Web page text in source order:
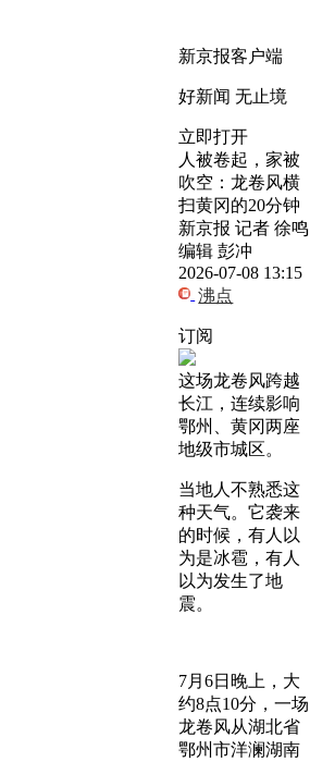
新京报客户端
好新闻 无止境
立即打开
人被卷起，家被
吹空：龙卷风横
扫黄冈的20分钟
新京报 记者 徐鸣
编辑 彭冲
2026-07-08 13:15
沸点
订阅
这场龙卷风跨越
长江，连续影响
鄂州、黄冈两座
地级市城区。
当地人不熟悉这
种天气。它袭来
的时候，有人以
为是冰雹，有人
以为发生了地
震。
7月6日晚上，大
约8点10分，一场
龙卷风从湖北省
鄂州市洋澜湖南